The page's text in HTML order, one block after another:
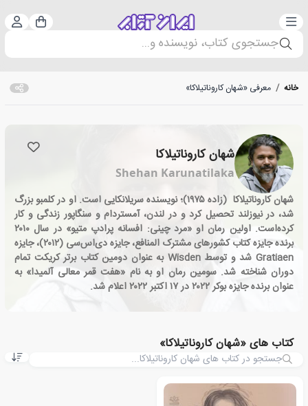
دسته‌بندی سبد
جستجوی کتاب، نویسنده و...
خانه / معرفی «شهان کاروناتیلاکا»
شهان کاروناتیلاکا
Shehan Karunatilaka
شهان کاروناتیلاکا (زاده ۱۹۷۵)؛ نویسنده سریلانکایی است. او در کلمبو بزرگ
شد، در نیوزلند تحصیل کرد و در لندن، آمستردام و سنگاپور زندگی و کار
کرده‌است. اولین رمان او «مرد چینی: افسانه پرادپ متیو» در سال ۲۰۱۰
برنده جایزه کتاب کشورهای مشترک المنافع، جایزه دی‌اس‌سی (۲۰۱۲)، جایزه
Gratiaen شد و توسط Wisden به عنوان دومین کتاب برتر کریکت تمام
دوران شناخته شد. سومین رمان او به نام «هفت قمر معالی آلمیدا» به
عنوان برنده جایزه بوکر ۲۰۲۲ در ۱۷ اکتبر ۲۰۲۲ اعلام شد.
کتاب های «شهان کاروناتیلاکا»